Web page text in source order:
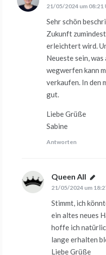
21/05/2024 um 08:21
Sehr schön
Zukunft
erleichtert wird.
Neueste sein,
wegwerfen kann
verkaufen. In den
gut.
Liebe Grüße
Sabine
Antworten
Queen All
21/05/2024 um
Stimmt, ich
ein altes neues
hoffe ich
lange erhalten
Liebe Grüße